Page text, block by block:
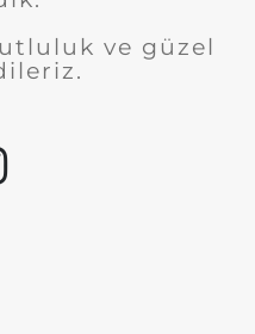
ve güzel